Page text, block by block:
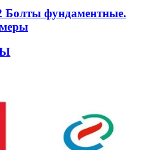
Болты фундаментные.